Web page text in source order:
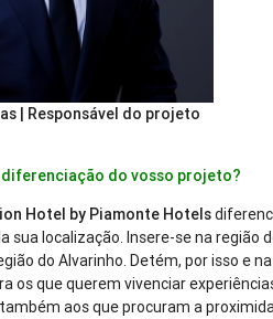
| Responsável do projeto
do vosso projeto?
Hotel by Piamonte Hotels
sua localização. Insere-se na região
do Alvarinho. Detém, por isso e
os que querem vivenciar
aos que procuram a